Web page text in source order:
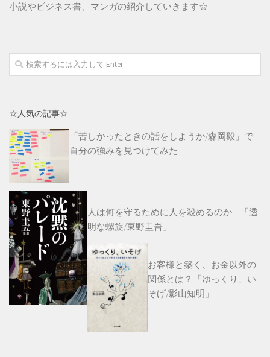
小説やビジネス書、マンガの紹介していきます☆
☆人気の記事☆
「苦しかったときの話をしようか/森岡毅」で
自分の強みを見つけてみた
人は何を守るために人を殺めるのか…「透
明な螺旋/東野圭吾」
お客様と築く、お金以外の
関係とは？「ゆっくり、い
そげ/影山知明」